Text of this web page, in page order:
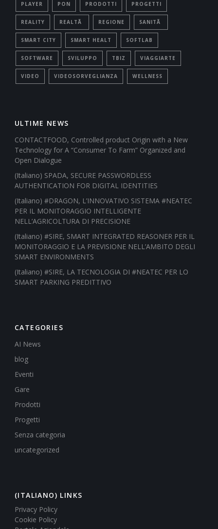
PLAYER PON PRODOTTI PROGETTI
REALITY REALTÃ REGIONE SANITÃ
SMART CITY SMART HEALT SOFTLAB
SOFTWARE SVILUPPO TBIZ VIAGGIARTE
VIDEO VIDEOSORVEGLIANZA WELLNESS
ULTIME NEWS
CONTACTFOOD, Controlled product Origin with a New
Technology for A “Consumer To Farm” Organized and
Open Dialogue
(Italiano) SPADA, SECURE PASSWORDLESS
AUTHENTICATION FOR DIGITAL IDENTITIES
(Italiano) #DRAGON, L’INNOVATIVO SISTEMA #NEATEC
PER IL MONITORAGGIO INTELLIGENTE
NELL’AGRICOLTURA DI PRECISIONE
(Italiano) #SIRE, SMART INTEGRATED REASONER PER IL
MONITORAGGIO E LA PREVISIONE NELL’AMBITO DEGLI
SMART ENVIRONMENTS
(Italiano) #SIRE, LA TECNOLOGIA DI #NEATEC PER LO
SMART PARKING PREDITTIVO
CATEGORIES
AI News
blog
Eventi
Gare
Prodotti
Progetti
Senza categoria
uncategorized
(ITALIANO) LINKS
Privacy Policy
Cookie Policy